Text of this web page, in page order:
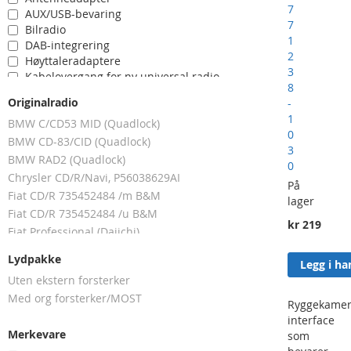
7
7
1
2
3
8
-
1
0
3
0
På
lager
kr 219
Legg i
interface
som
AUX/USB-bevaring
Bilradio
DAB-integrering
Høyttaleradaptere
Kabelovergang for ny universal radio
Ryggekamera-bevaring
T-kabelsett
Originalradio
BMW C/CD53 MID (Quadlock)
BMW CD-83/CID (Quadlock)
BMW RAD2 (Quadlock)
Chrysler CD/R/Navi, P56038629AI
Fiat CD/R 735452484 /m B&M
Fiat CD/R 735452484 /u B&M
Fiat Professional (Daiichi)
Fiat Uconnect 5 - 5" (2021-)
Fiat Uconnect 5 - 7" (2021-)
Fiat Uconnect 5 - 10" (2021-)
Fiat VP2
Lydpakke
Uten ekstern forsterker
Med org forsterker/MOST
Merkevare